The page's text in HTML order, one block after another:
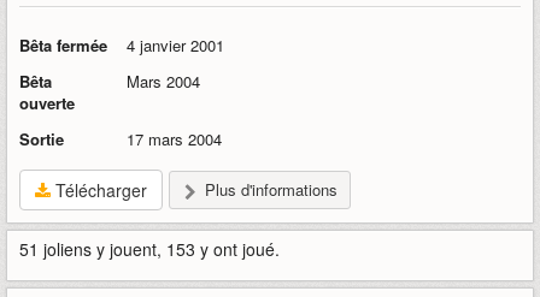
Bêta fermée
4 janvier 2001
Bêta
ouverte
Mars 2004
Sortie 17 mars 2004
Télécharger Plus d'informations
51 joliens y jouent, 153 y ont joué.